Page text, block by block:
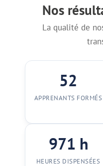
Nos
La qualité de
52
APPRENANTS FORMÉS
971 h
HEURES DISPENSÉES